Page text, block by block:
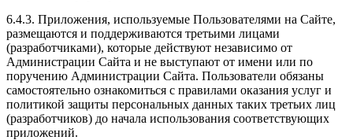
6.4.3. Приложения, используемые Пользователями на Сайте,
размещаются и поддерживаются третьими лицами
(разработчиками), которые действуют независимо от
Администрации Сайта и не выступают от имени или по
поручению Администрации Сайта. Пользователи обязаны
самостоятельно ознакомиться с правилами оказания услуг и
политикой защиты персональных данных таких третьих лиц
(разработчиков) до начала использования соответствующих
приложений.